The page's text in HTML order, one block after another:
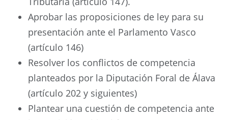
Aprobar las proposiciones de ley para su
presentación ante el Parlamento Vasco
(artículo 146)
Resolver los conflictos de competencia
planteados por la Diputación Foral de Álava
(artículo 202 y siguientes)
Plantear una cuestión de competencia ante